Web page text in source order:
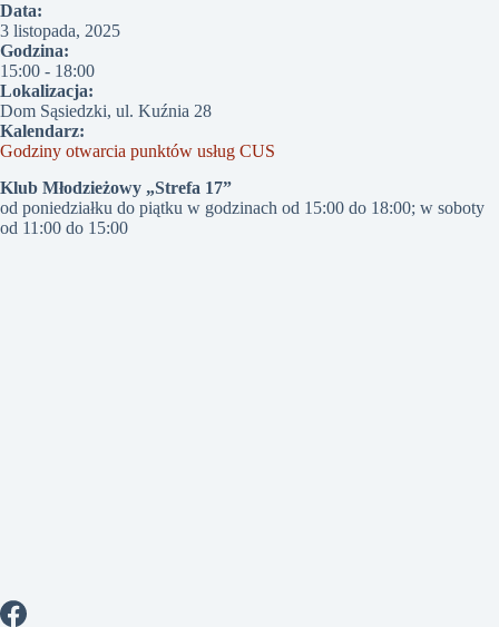
Data:
3 listopada, 2025
Godzina:
15:00 - 18:00
Lokalizacja:
Dom Sąsiedzki, ul. Kuźnia 28
Kalendarz:
Godziny otwarcia punktów usług CUS
Klub Młodzieżowy „Strefa 17”
od poniedziałku do piątku w godzinach od 15:00 do 18:00; w soboty
od 11:00 do 15:00